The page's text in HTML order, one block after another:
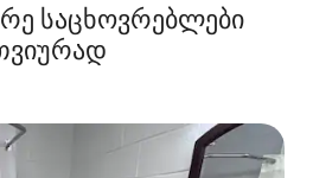
საცხოვრებლები